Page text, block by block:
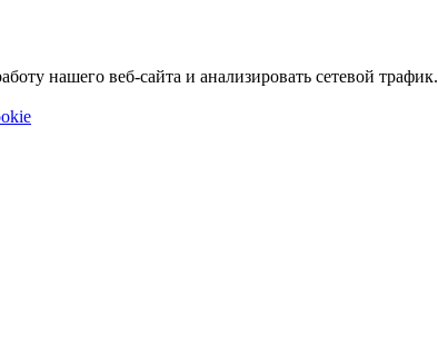
нашего веб-сайта и анализировать сетевой трафик.